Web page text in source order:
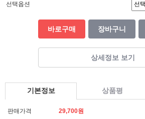
선택옵션
바로구매 장바구니
상세정보 보기
기본정보 상품평
판매가격
29,700원